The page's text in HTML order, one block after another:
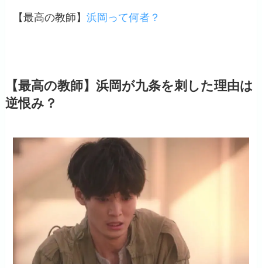
【最高の教師】浜岡って何者？
【最高の教師】浜岡が九条を刺した理由は
逆恨み？